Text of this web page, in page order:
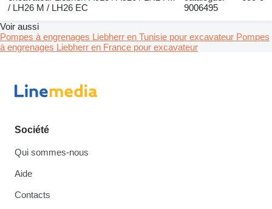
/ LH26 M / LH26 EC
9006495
Voir aussi
Pompes à engrenages Liebherr en Tunisie pour excavateur Pompes
à engrenages Liebherr en France pour excavateur
Société
Qui sommes-nous
Aide
Contacts